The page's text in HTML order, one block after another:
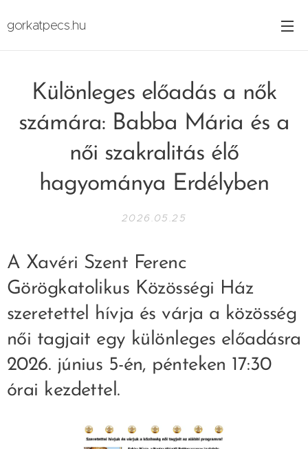
gorkatpecs.hu
Különleges előadás a nők
számára: Babba Mária és a
női szakralitás élő
hagyománya Erdélyben
2026.05.25
A Xavéri Szent Ferenc
Görögkatolikus Közösségi Ház
szeretettel hívja és várja a közösség
női tagjait egy különleges előadásra
2026. június 5-én, pénteken 17:30
órai kezdettel.